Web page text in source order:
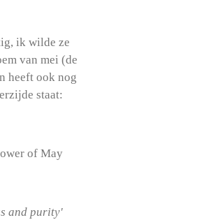
ik wilde ze
van mei (de
heeft ook nog
staat:
of May
and purity'